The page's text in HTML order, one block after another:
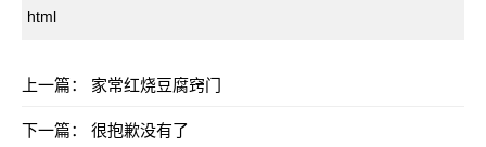
html
上一篇： 家常红烧豆腐窍门
下一篇： 很抱歉没有了